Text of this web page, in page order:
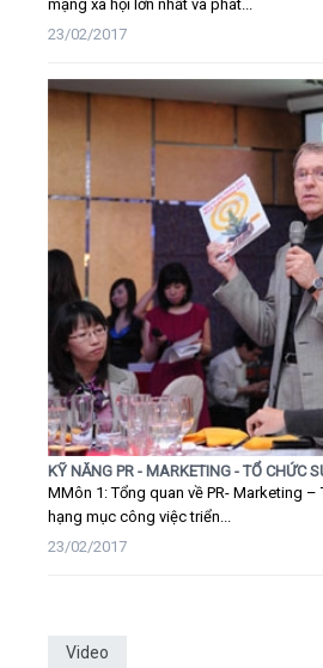
mạng xã hội lớn nhất và phát...
23/02/2017
KỸ NĂNG PR - MARKETING - TỔ CHỨC
MMôn 1: Tổng quan về PR- Marketing
hạng mục công việc triển...
23/02/2017
Video